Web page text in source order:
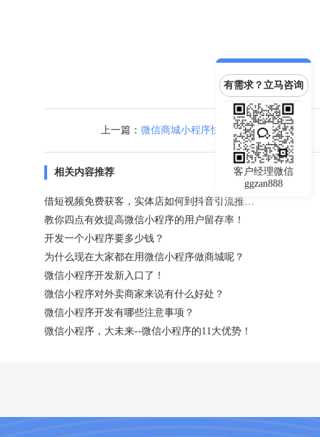
上一篇： 微信商城小程序快速引流的方法
相关内容推荐
借短视频免费获客，实体店如何到抖音引流推广？
教你四点有效提高微信小程序的用户留存率！
开发一个小程序要多少钱？
为什么现在大家都在用微信小程序做商城呢？
微信小程序开发新入口了！
微信小程序对外卖商家来说有什么好处？
微信小程序开发有哪些注意事项？
微信小程序，大未来--微信小程序的11大优势！
有需求？立马咨询
客户经理微信
ggzan888